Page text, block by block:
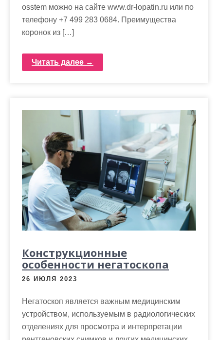
osstem можно на сайте www.dr-lopatin.ru или по
телефону +7 499 283 0684. Преимущества
коронок из […]
Читать далее →
Конструкционные
особенности негатоскопа
26 ИЮЛЯ 2023
Негатоскоп является важным медицинским
устройством, используемым в радиологических
отделениях для просмотра и интерпретации